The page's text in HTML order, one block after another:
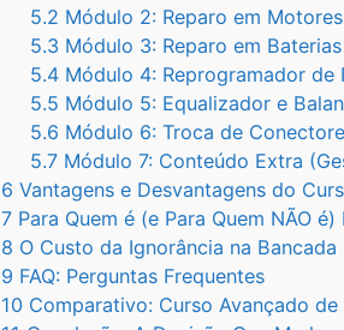
5.2 Módulo 2: Reparo em
5.3 Módulo 3: Reparo em
5.4 Módulo 4: Reprogramador de
5.5 Módulo 5: Equalizador e
5.6 Módulo 6: Troca de
5.7 Módulo 7: Conteúdo Extra
6 Vantagens e Desvantagens do
7 Para Quem é (e Para Quem NÃO é)
8 O Custo da Ignorância na Bancada
9 FAQ: Perguntas Frequentes
10 Comparativo: Curso Avançado